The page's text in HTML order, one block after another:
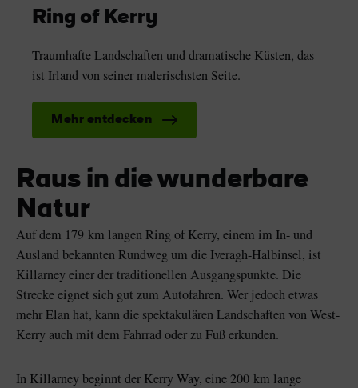
Ring of Kerry
Traumhafte Landschaften und dramatische Küsten, das
ist Irland von seiner malerischsten Seite.
Mehr entdecken
Raus in die wunderbare
Natur
Auf dem 179 km langen Ring of Kerry, einem im In- und
Ausland bekannten Rundweg um die Iveragh-Halbinsel, ist
Killarney einer der traditionellen Ausgangspunkte. Die
Strecke eignet sich gut zum Autofahren. Wer jedoch etwas
mehr Elan hat, kann die spektakulären Landschaften von West-
Kerry auch mit dem Fahrrad oder zu Fuß erkunden.
In Killarney beginnt der Kerry Way, eine 200 km lange